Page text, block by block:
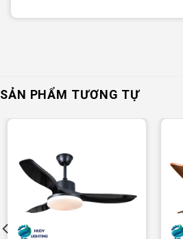
SẢN PHẨM TƯƠNG TỰ